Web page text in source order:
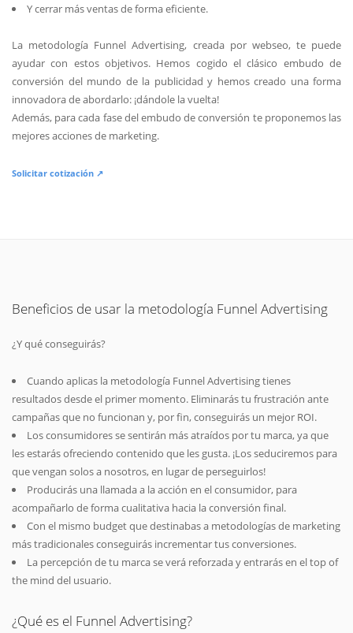
Y cerrar más ventas de forma eficiente.
La metodología Funnel Advertising, creada por webseo, te puede
ayudar con estos objetivos. Hemos cogido el clásico embudo de
conversión del mundo de la publicidad y hemos creado una forma
innovadora de abordarlo: ¡dándole la vuelta!
Además, para cada fase del embudo de conversión te proponemos las
mejores acciones de marketing.
Solicitar cotización ↗
Beneficios de usar la metodología Funnel Advertising
¿Y qué conseguirás?
Cuando aplicas la metodología Funnel Advertising tienes
resultados desde el primer momento. Eliminarás tu frustración ante
campañas que no funcionan y, por fin, conseguirás un mejor ROI.
Los consumidores se sentirán más atraídos por tu marca, ya que
les estarás ofreciendo contenido que les gusta. ¡Los seduciremos para
que vengan solos a nosotros, en lugar de perseguirlos!
Producirás una llamada a la acción en el consumidor, para
acompañarlo de forma cualitativa hacia la conversión final.
Con el mismo budget que destinabas a metodologías de marketing
más tradicionales conseguirás incrementar tus conversiones.
La percepción de tu marca se verá reforzada y entrarás en el top of
the mind del usuario.
¿Qué es el Funnel Advertising?